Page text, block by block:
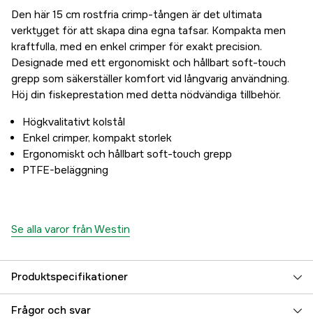
Den här 15 cm rostfria crimp-tången är det ultimata
verktyget för att skapa dina egna tafsar. Kompakta men
kraftfulla, med en enkel crimper för exakt precision.
Designade med ett ergonomiskt och hållbart soft-touch
grepp som säkerställer komfort vid långvarig användning.
Höj din fiskeprestation med detta nödvändiga tillbehör.
Högkvalitativt kolstål
Enkel crimper, kompakt storlek
Ergonomiskt och hållbart soft-touch grepp
PTFE-beläggning
Se alla varor från Westin
Produktspecifikationer
Referensnummer 5000096886
Frågor och svar